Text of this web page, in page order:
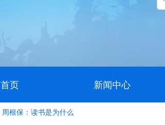
首页 新闻中心
周根保：读书是为什么